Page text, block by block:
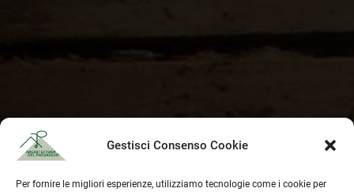
Gestisci Consenso Cookie
Per fornire le migliori esperienze, utilizziamo tecnologie come i cookie per
CONTATTACI